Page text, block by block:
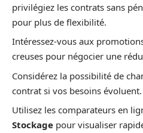
privilégiez les contrats sans
pour plus de flexibilité.
Intéressez-vous aux
creuses pour négocier une
Considérez la possibilité de
contrat si vos besoins évoluent.
Utilisez les comparateurs en
Stockage pour visualiser